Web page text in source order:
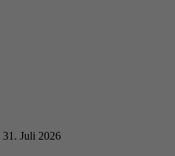
31. Juli 2026